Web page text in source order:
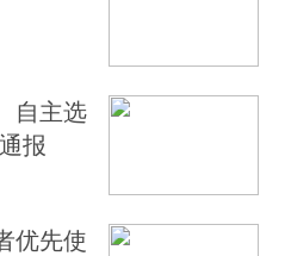
自主选
报
优先使